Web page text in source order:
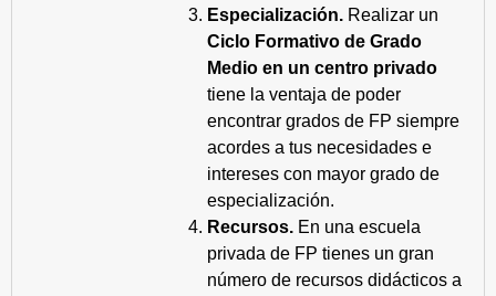
Especialización. Realizar un
Ciclo Formativo de Grado
Medio en un centro privado
tiene la ventaja de poder
encontrar grados de FP siempre
acordes a tus necesidades e
intereses con mayor grado de
especialización.
Recursos. En una escuela
privada de FP tienes un gran
número de recursos didácticos a